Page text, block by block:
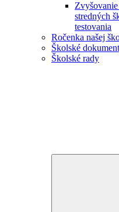
stredných
testovania
Ročenka našej
Školské
Školské rady